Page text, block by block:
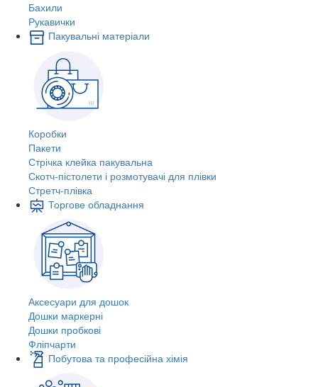
Бахили
Рукавички
Пакувальні матеріали
Коробки
Пакети
Стрічка клейка пакувальна
Скотч-пістолети і розмотувачі для плівки
Стретч-плівка
Торгове обладнання
Аксесуари для дошок
Дошки маркерні
Дошки пробкові
Фліпчарти
Побутова та професійна хімія